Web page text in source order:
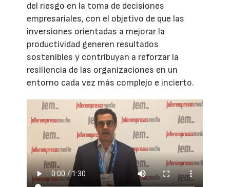
del riesgo en la toma de decisiones
empresariales, con el objetivo de que las
inversiones orientadas a mejorar la
productividad generen resultados
sostenibles y contribuyan a reforzar la
resiliencia de las organizaciones en un
entorno cada vez más complejo e incierto.